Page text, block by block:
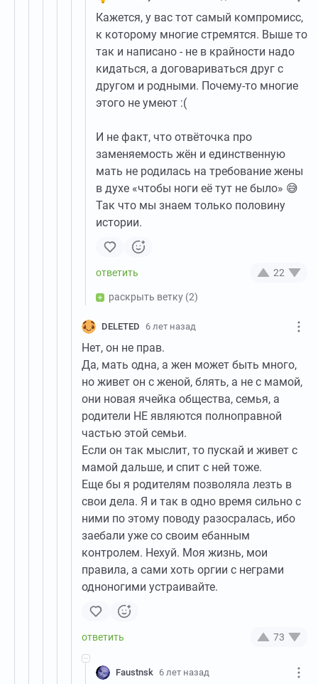
Кажется, у вас тот самый компромисс,
к которому многие стремятся. Выше то
так и написано - не в крайности надо
кидаться, а договариваться друг с
другом и родными. Почему-то многие
этого не умеют :(
И не факт, что отвёточка про
заменяемость жён и единственную
мать не родилась на требование жены
в духе «чтобы ноги её тут не было» 😅
Так что мы знаем только половину
истории.
22
раскрыть ветку (2)
DELETED 6 лет назад
Нет, он не прав.
Да, мать одна, а жен может быть много,
но живет он с женой, блять, а не с мамой,
они новая ячейка общества, семья, а
родители НЕ являются полноправной
частью этой семьи.
Если он так мыслит, то пускай и живет с
мамой дальше, и спит с ней тоже.
Еще бы я родителям позволяла лезть в
свои дела. Я и так в одно время сильно с
ними по этому поводу разосралась, ибо
заебали уже со своим ебанным
контролем. Нехуй. Моя жизнь, мои
правила, а сами хоть оргии с неграми
одноногими устраивайте.
73
Faustnsk 6 лет назад